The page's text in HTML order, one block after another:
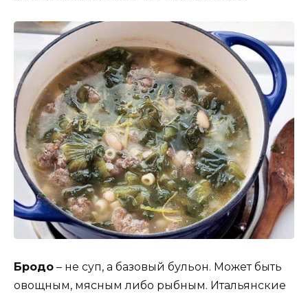
Бродо – не суп, а базовый бульон. Может быть
овощным, мясным либо рыбным. Итальянские